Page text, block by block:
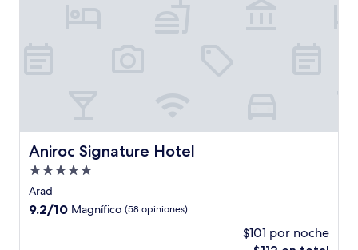
Aniroc Signature Hotel
Aniroc Signature Hotel
Propiedad
de
5.0
Arad
9.2
9.2/10 Magnífico (58 opiniones)
$101 por noche